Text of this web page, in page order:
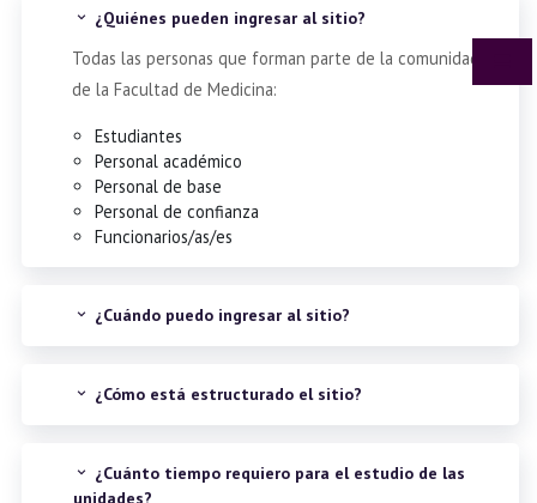
¿Quiénes pueden ingresar al sitio?
Todas las personas que forman parte de la comunidad
de la Facultad de Medicina:
Estudiantes
Personal académico
Personal de base
Personal de confianza
Funcionarios/as/es
¿Cuándo puedo ingresar al sitio?
¿Cómo está estructurado el sitio?
¿Cuánto tiempo requiero para el estudio de las
unidades?